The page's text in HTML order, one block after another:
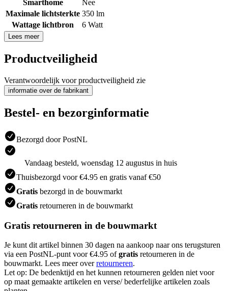
Smarthome
Nee
Maximale lichtsterkte 350 lm
Wattage lichtbron
6 Watt
Lees meer
Productveiligheid
Verantwoordelijk voor productveiligheid zie
informatie over de fabrikant
Bestel- en bezorginformatie
Bezorgd door PostNL
Vandaag besteld, woensdag 12 augustus in huis
Thuisbezorgd voor €4.95 en gratis vanaf €50
Gratis bezorgd in de bouwmarkt
Gratis retourneren in de bouwmarkt
Gratis retourneren in de bouwmarkt
Je kunt dit artikel binnen 30 dagen na aankoop naar ons terugsturen
via een PostNL-punt voor €4.95 ofgratis retourneren in de
bouwmarkt. Lees meer overretourneren.
Let op: De bedenktijd en het kunnen retourneren gelden niet voor
op maat gemaakte artikelen en verse/ bederfelijke artikelen zoals